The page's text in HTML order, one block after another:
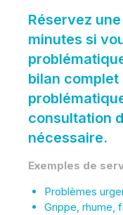
Réservez
minutes si
bilan complet
consultation
nécessaire.
Exemples de
Problèmes
Grippe, rhume,